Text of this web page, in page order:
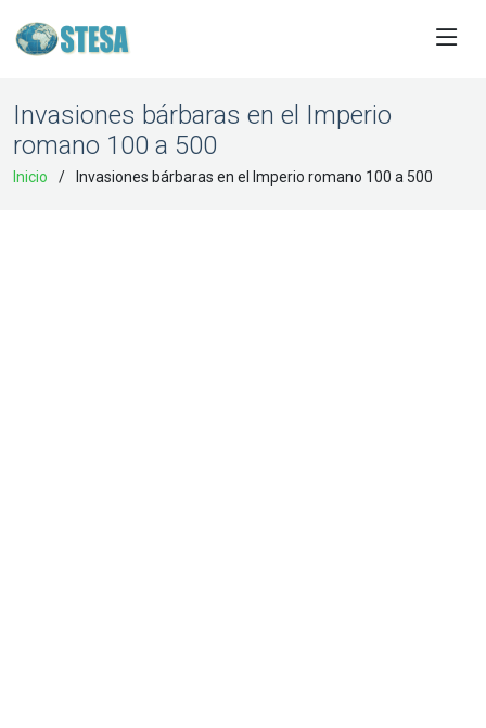
Invasiones bárbaras en el Imperio
romano 100 a 500
Inicio Invasiones bárbaras en el Imperio romano 100 a 500